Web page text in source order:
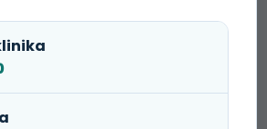
laborcsomag
a csomag?
a vizsgálatra?